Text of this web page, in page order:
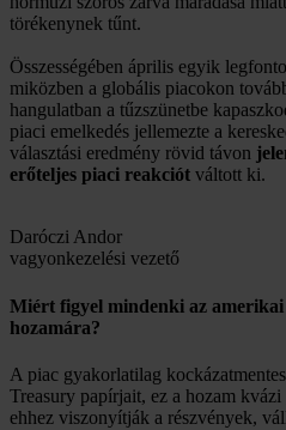
törékenynek tűnt.
Összességében április egyik
miközben a globális piacokon
hangulatban a tűzszünetbe
piaci emelkedés jellemezte a
választási eredmény rövid távon
erőteljes piaci reakciót váltott ki.
Daróczi Andor
vagyonkezelési vezető
Miért figyel mindenki az amerikai
hozamára?
A piac gyakorlatilag
Treasury papírjait, ez a hozam
ehhez viszonyítják a részvények,